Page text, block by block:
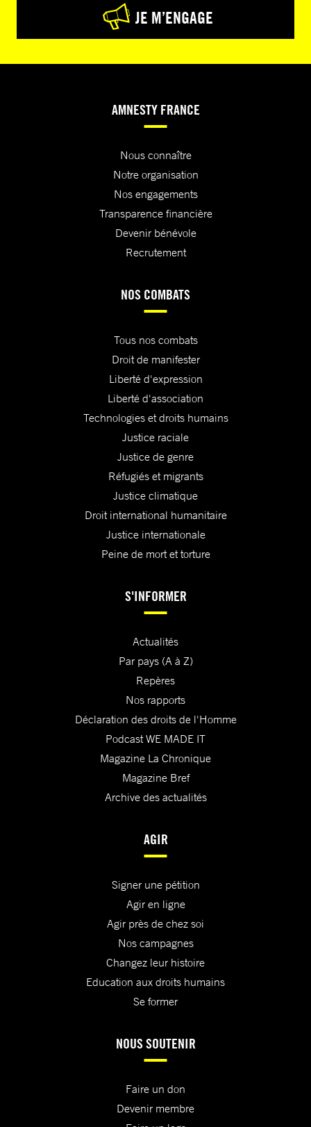
JE M’ENGAGE
AMNESTY FRANCE
Nous connaître
Notre organisation
Nos engagements
Transparence financière
Devenir bénévole
Recrutement
NOS COMBATS
Tous nos combats
Droit de manifester
Liberté d'expression
Liberté d'association
Technologies et droits humains
Justice raciale
Justice de genre
Réfugiés et migrants
Justice climatique
Droit international humanitaire
Justice internationale
Peine de mort et torture
S'INFORMER
Actualités
Par pays (A à Z)
Repères
Nos rapports
Déclaration des droits de l'Homme
Podcast WE MADE IT
Magazine La Chronique
Magazine Bref
Archive des actualités
AGIR
Signer une pétition
Agir en ligne
Agir près de chez soi
Nos campagnes
Changez leur histoire
Education aux droits humains
Se former
NOUS SOUTENIR
Faire un don
Devenir membre